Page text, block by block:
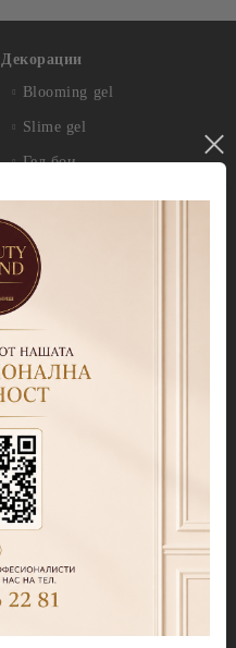
Декорации
Blooming gel
Slime gel
Гел бои
Витражни-Vitrage Gel
Брокати, Фолиа и др.
Акварелни капки
Препарати
Дезинфектанти и
консумативи
Обезмаслители
За сваляне на гел лак/
лепкав слой
Праймери
Грижа за нокти и кожа